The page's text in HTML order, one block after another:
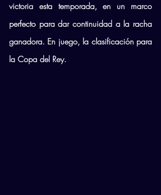
victoria esta temporada, en un marco
perfecto para dar continuidad a la racha
ganadora. En juego, la clasificación para
la Copa del Rey.